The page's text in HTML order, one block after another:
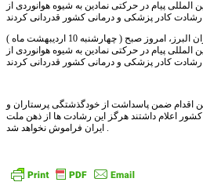
المللی پیام در حرکتی نمادین به شیوه هوانوردی از
به گزارش پایگاه خبری پیشتازان البرز، امروز صبح ( چهارشنبه 10 اردیبهشت ماه )
المللی پیام در حرکتی نمادین به شیوه هوانوردی از
این اقدام ضمن پاسداشت از خودگذشتگی پرستاران و
اعلام داشتند هرگز این رشادت ها از ذهن ملت
ایران فراموش نخواهد شد .